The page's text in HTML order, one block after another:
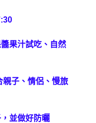
果汁試吃、自然
親子、情侶、慢旅
並做好防曬